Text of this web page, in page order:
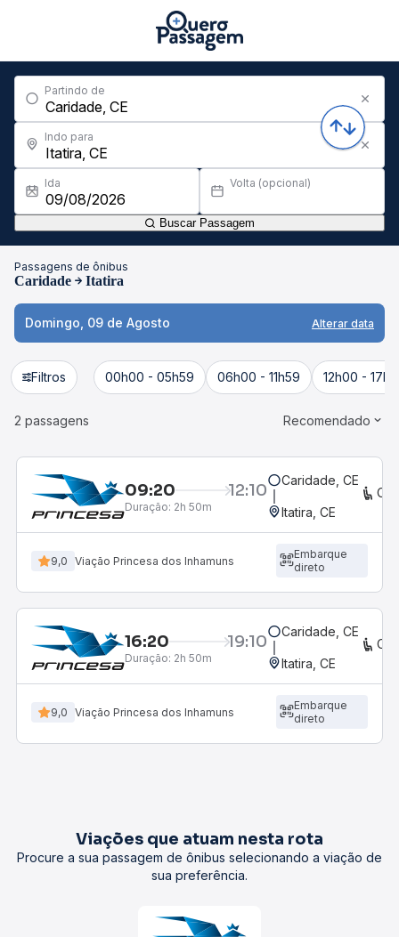
Partindo de
Indo para
Ida Volta (opcional)
Buscar Passagem
Passagens de ônibus
Caridade Itatira
Domingo, 09 de Agosto Alterar data
Filtros 00h00 - 05h59 06h00 - 11h59 12h00 -
2 passagens Recomendado
09:20 12:10
Duração: 2h 50m
Caridade, CE
Itatira, CE
9,0 Viação Princesa dos Inhamuns
Embarque
direto
16:20 19:10
Duração: 2h 50m
Caridade, CE
Itatira, CE
9,0 Viação Princesa dos Inhamuns
Embarque
direto
Viações que atuam nesta rota
Procure a sua passagem de ônibus selecionando a viação de
sua preferência.